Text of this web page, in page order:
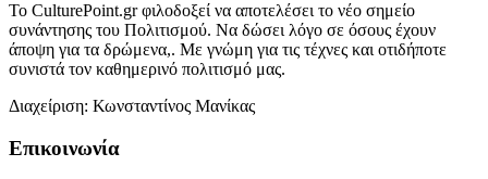
Το CulturePoint.gr φιλοδοξεί να αποτελέσει το νέο σημείο
συνάντησης του Πολιτισμού. Να δώσει λόγο σε όσους έχουν
άποψη για τα δρώμενα,. Με γνώμη για τις τέχνες και οτιδήποτε
συνιστά τον καθημερινό πολιτισμό μας.
Διαχείριση: Κωνσταντίνος Μανίκας
Επικοινωνία